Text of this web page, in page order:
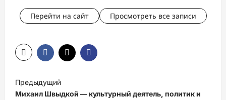
Перейти на сайт Просмотреть все записи
а
Предыдущий
Михаил Швыдкой — культурный деятель, политик и